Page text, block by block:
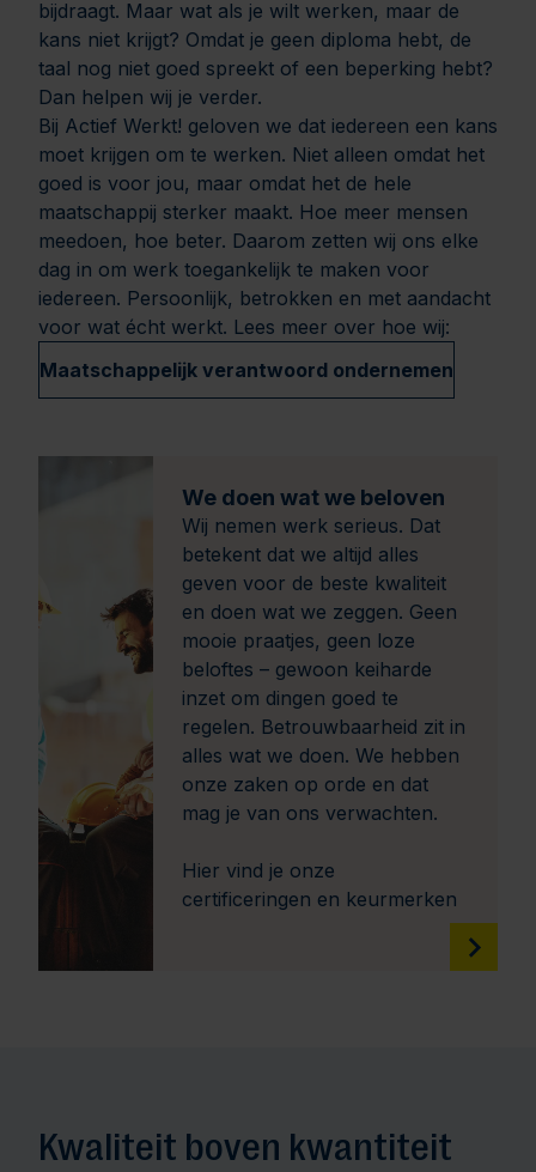
bijdraagt. Maar wat als je wilt werken, maar de
kans niet krijgt? Omdat je geen diploma hebt, de
taal nog niet goed spreekt of een beperking hebt?
Dan helpen wij je verder.
Bij Actief Werkt! geloven we dat iedereen een kans
moet krijgen om te werken. Niet alleen omdat het
goed is voor jou, maar omdat het de hele
maatschappij sterker maakt. Hoe meer mensen
meedoen, hoe beter. Daarom zetten wij ons elke
dag in om werk toegankelijk te maken voor
iedereen. Persoonlijk, betrokken en met aandacht
voor wat écht werkt. Lees meer over hoe wij:
Maatschappelijk verantwoord ondernemen
We doen wat we beloven
Wij nemen werk serieus. Dat
betekent dat we altijd alles
geven voor de beste kwaliteit
en doen wat we zeggen. Geen
mooie praatjes, geen loze
beloftes – gewoon keiharde
inzet om dingen goed te
regelen. Betrouwbaarheid zit in
alles wat we doen. We hebben
onze zaken op orde en dat
mag je van ons verwachten.
Hier vind je onze
certificeringen en keurmerken
Kwaliteit boven kwantiteit